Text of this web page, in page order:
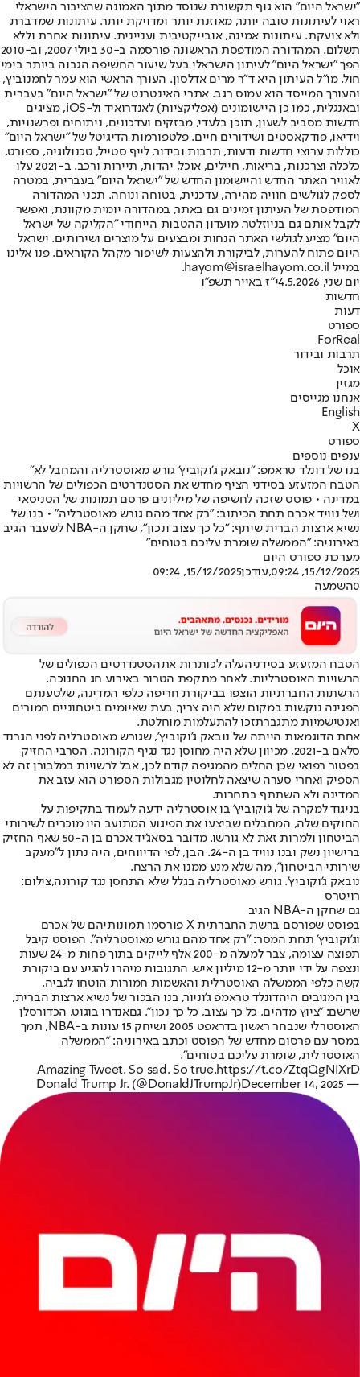
"ישראל היום" הוא גוף תקשורת שנוסד מתוך האמונה שהציבור הישראלי
ראוי לעיתונות טובה יותר, מאוזנת יותר ומדויקת יותר. עיתונות שמדברת
ולא צועקת. עיתונות אמינה, אובייקטיבית ועניינית. עיתונות אחרת וללא
תשלום. המהדורה המודפסת הראשונה פורסמה ב-30 ביולי 2007, וב-2010
הפך "ישראל היום" לעיתון הישראלי בעל שיעור החשיפה הגבוה ביותר בימי
חול. מו"ל העיתון היא ד"ר מרים אדלסון. העורך הראשי הוא עמר לחמנוביץ,
והעורך המייסד הוא עמוס רגב. אתרי האינטרנט של "ישראל היום" בעברית
ובאנגלית, כמו כן היישומונים (אפליקציות) לאנדרואיד ול-iOS, מציגים
חדשות מסביב לשעון, תוכן בלעדי, מבזקים ועדכונים, ניתוחים ופרשנויות,
וידיאו, פודקאסטים ושידורים חיים. פלטפורמות הדיגיטל של "ישראל היום"
כוללות ערוצי חדשות ודעות, תרבות ובידור, לייף סטייל, טכנולוגיה, ספורט,
כלכלה וצרכנות, בריאות, חיילים, אוכל, יהדות, תיירות ורכב. ב-2021 עלו
לאוויר האתר החדש והיישומון החדש של "ישראל היום" בעברית, במטרה
לספק לגולשים חוויה מהירה, עדכנית, בטוחה ונוחה. תכני המהדורה
המודפסת של העיתון זמינים גם באתר, במהדורה יומית מקוונת, ואפשר
לקבל אותם גם בניוזלטר. מועדון ההטבות הייחודי "הקליקה של ישראל
היום" מציע לגולשי האתר הנחות ומבצעים על מוצרים ושירותים. ישראל
היום פתוח להערות, לביקורת ולהצעות לשיפור מקהל הקוראים. פנו אלינו
במייל hayom@israelhayom.co.il.
יום שני, 4.5.2026
י"ז באייר תשפ"ו
חדשות
דעות
ספורט
ForReal
תרבות ובידור
אוכל
מגזין
אנחנו מגייסים
English
X
ספורט
ענפים נוספים
בנו של דונלד טראמפ: "נובאק ג'וקוביץ' גורש מאוסטרליה והמחבל לא"
הטבח המזעזע בסידני הציף מחדש את הסטנדרטים הכפולים של הרשויות
במדינה • פוסט שזכה לחשיפה של מיליונים פרסם תמונות של הטניסאי
ושל נוויד אכרם תחת הכיתוב: "רק אחד מהם גורש מאוסטרליה" • בנו של
נשיא ארצות הברית שיתף: "כל כך עצוב ונכון", שחקן ה-NBA לשעבר הגיב
באירוניה: "הממשלה שומרת עליכם בטוחים"
מערכת ספורט היום
15/12/2025, 09:24
,עודכן15/12/2025, 09:24
0השמעה
הטבח המזעזע בסידניהעלה לכותרות אתהסטנדרטים הכפולים של
הרשויות האוסטרליות. לאחר מתקפת הטרור באירוע חג החנוכה,
הרשתות החברתיות הוצפו בביקורת חריפה כלפי המדינה, שלטענתם
הפגינה נוקשות במקום שלא היה צריך, בעת שאיומים ביטחוניים חמורים
ואנטישמיות מתגברתזכו להתעלמות מוחלטת.
אחת הדוגמאות הייתה של נובאק ג'וקוביץ', שגורש מאוסטרליה לפני הגרנד
סלאם ב-2021
, מכיוון שלא היה מחוסן נגד נגיף הקורונה. הסרבי החזיק
בפטור רפואי שכן החלים מהמגיפה קודם לכן, אבל לרשויות במלבורן זה לא
הספיק ואחרי סערה שיצאה לחלוטין מגבולות הספורט הוא עזב את
המדינה ולא השתתף בתחרות.
בניגוד למקרה של ג'וקוביץ' בו אוסטרליה ידעה לעמוד בתקיפות על
החוקים שלה, המחבלים שביצעו את הפיגוע המתועב היו מוכרים לשירותי
הביטחון ולמרות זאת לא גורשו. מדובר בסאג'יד אכרם בן ה-50 שאף החזיק
ברישיון נשק ובנו נוויד בן ה-24. הבן, לפי הדיווחים, היה נתון ל"מעקב
שירותי הביטחון", מה שלא מנע ממנו את הרצח.
נובאק ג'וקוביץ'. גורש מאוסטרליה בגלל שלא התחסן נגד קורונה,צילום:
רויטרס
גם שחקן ה-NBA הגיב
בפוסט שפורסם ברשת החברתית X פורסמו תמונותיהם של אכרם
וג'וקוביץ' תחת המסר: "רק אחד מהם גורש מאוסטרליה". הפוסט קיבל
תפוצה עצומה, צבר למעלה מ-200 אלף לייקים בתוך פחות מ-24 שעות
ונצפה על ידי יותר מ-12 מיליון איש. התגובות מיהרו להגיע עם ביקורת
קשה כלפי הממשלה האוסטרלית והאשמות חמורות הוטחו לגביה.
בין המגיבים היהדונלד טראמפ ג'וניור, בנו הבכור של נשיא ארצות הברית,
שרשם: "ציוץ מדהים. כל כך עצוב, כל כך נכון". גםאנדרו בוגוט, הכדורסלן
האוסטרלי שנבחר ראשון בדראפט 2005 ושיחק 15 עונות ב-NBA, תמך
במסר עם פרסום מחדש של הפוסט וכתב באירוניה: "הממשלה
האוסטרלית, שומרת עליכם בטוחים".
Amazing Tweet. So sad. So true.https://t.co/ZtqQgNIXrD
— Donald Trump Jr. (@DonaldJTrumpJr)
December 14, 2025